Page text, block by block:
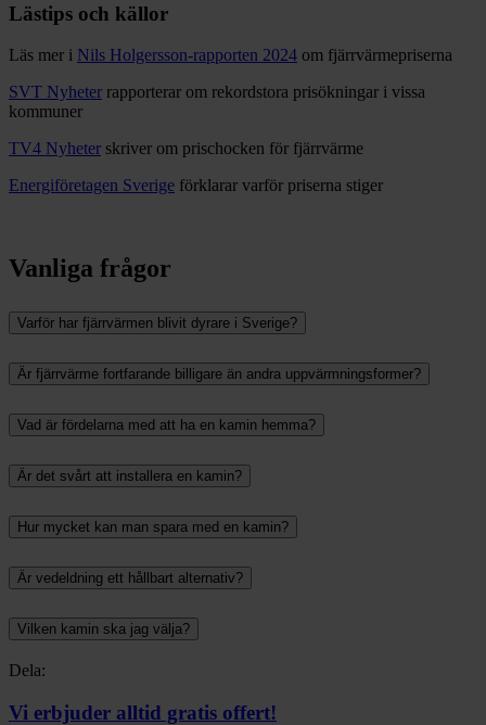
Lästips och källor
Läs mer i Nils Holgersson-rapporten 2024 om fjärrvärmepriserna
SVT Nyheter rapporterar om rekordstora prisökningar i vissa
kommuner
TV4 Nyheter skriver om prischocken för fjärrvärme
Energiföretagen Sverige förklarar varför priserna stiger
Vanliga frågor
Varför har fjärrvärmen blivit dyrare i Sverige?
Är fjärrvärme fortfarande billigare än andra uppvärmningsformer?
Vad är fördelarna med att ha en kamin hemma?
Är det svårt att installera en kamin?
Hur mycket kan man spara med en kamin?
Är vedeldning ett hållbart alternativ?
Vilken kamin ska jag välja?
Dela:
facebook
X
linkedin
pinterest
Vi erbjuder alltid gratis offert!